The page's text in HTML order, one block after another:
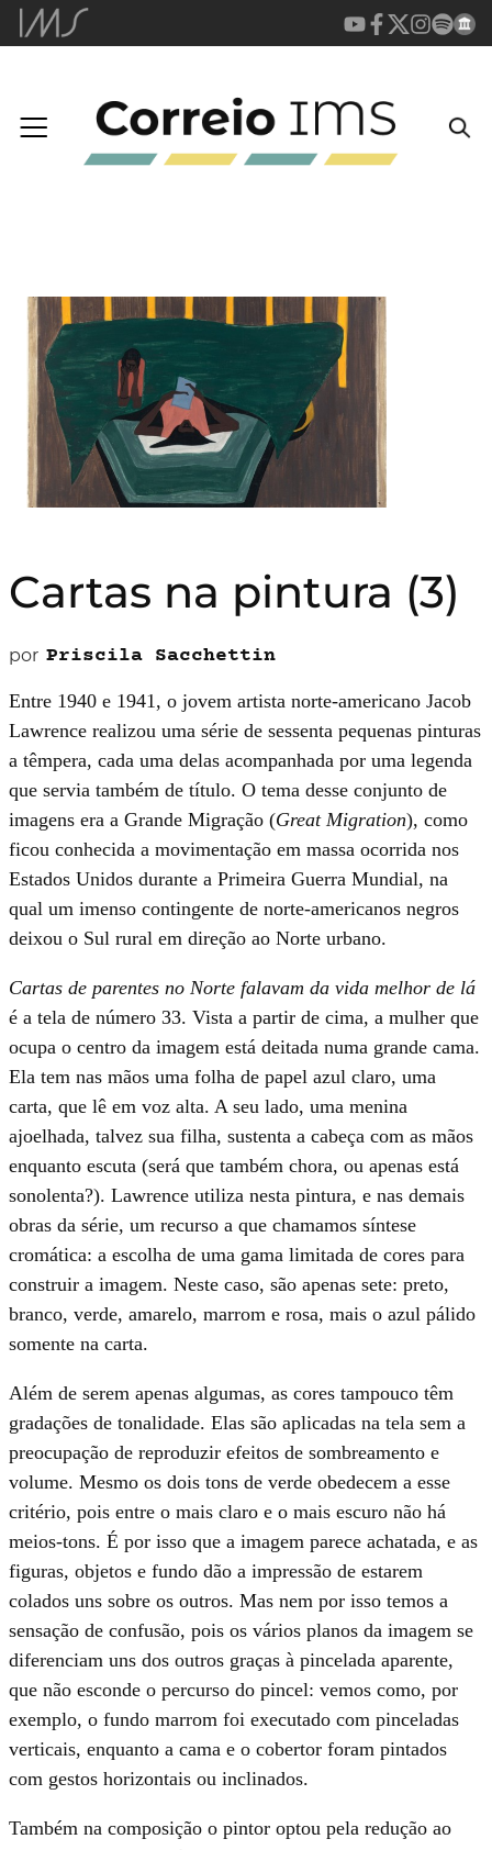
Cartas na pintura (3)
por Priscila Sacchettin
Entre 1940 e 1941, o jovem artista norte-americano Jacob
Lawrence realizou uma série de sessenta pequenas pinturas
a têmpera, cada uma delas acompanhada por uma legenda
que servia também de título. O tema desse conjunto de
imagens era a Grande Migração (Great Migration), como
ficou conhecida a movimentação em massa ocorrida nos
Estados Unidos durante a Primeira Guerra Mundial, na
qual um imenso contingente de norte-americanos negros
deixou o Sul rural em direção ao Norte urbano.
Cartas de parentes no Norte falavam da vida melhor de lá
é a tela de número 33. Vista a partir de cima, a mulher que
ocupa o centro da imagem está deitada numa grande cama.
Ela tem nas mãos uma folha de papel azul claro, uma
carta, que lê em voz alta. A seu lado, uma menina
ajoelhada, talvez sua filha, sustenta a cabeça com as mãos
enquanto escuta (será que também chora, ou apenas está
sonolenta?). Lawrence utiliza nesta pintura, e nas demais
obras da série, um recurso a que chamamos síntese
cromática: a escolha de uma gama limitada de cores para
construir a imagem. Neste caso, são apenas sete: preto,
branco, verde, amarelo, marrom e rosa, mais o azul pálido
somente na carta.
Além de serem apenas algumas, as cores tampouco têm
gradações de tonalidade. Elas são aplicadas na tela sem a
preocupação de reproduzir efeitos de sombreamento e
volume. Mesmo os dois tons de verde obedecem a esse
critério, pois entre o mais claro e o mais escuro não há
meios-tons. É por isso que a imagem parece achatada, e as
figuras, objetos e fundo dão a impressão de estarem
colados uns sobre os outros. Mas nem por isso temos a
sensação de confusão, pois os vários planos da imagem se
diferenciam uns dos outros graças à pincelada aparente,
que não esconde o percurso do pincel: vemos como, por
exemplo, o fundo marrom foi executado com pinceladas
verticais, enquanto a cama e o cobertor foram pintados
com gestos horizontais ou inclinados.
Também na composição o pintor optou pela redução ao